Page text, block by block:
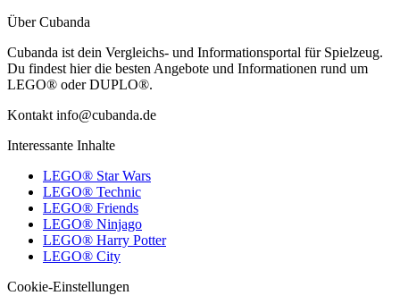
Über Cubanda
Cubanda ist dein Vergleichs- und Informationsportal für Spielzeug.
Du findest hier die besten Angebote und Informationen rund um
LEGO® oder DUPLO®.
Kontakt info@cubanda.de
Interessante Inhalte
LEGO® Star Wars
LEGO® Technic
LEGO® Friends
LEGO® Ninjago
LEGO® Harry Potter
LEGO® City
Cookie-Einstellungen